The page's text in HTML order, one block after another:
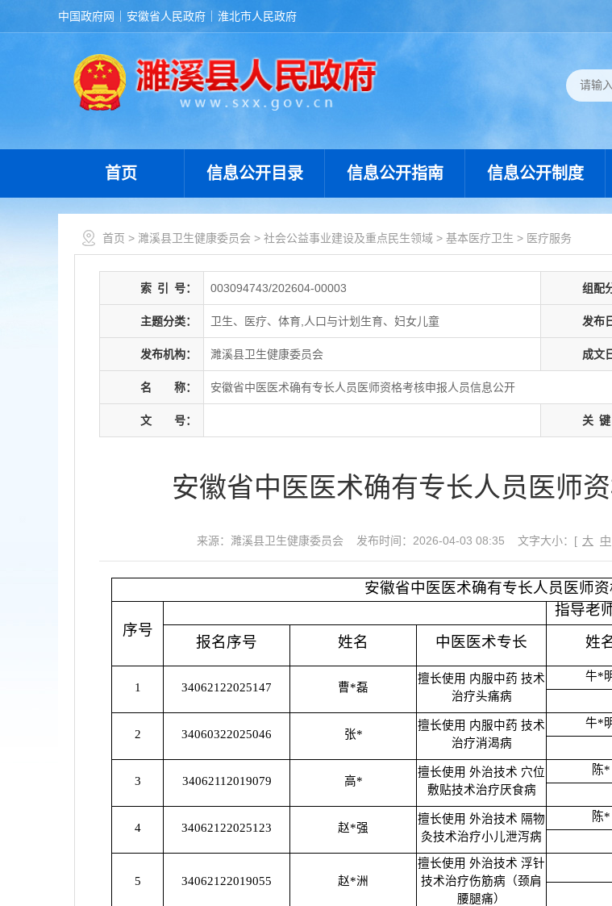
中国政府网 安徽省人民政府 淮北市人民政府
首页 信息公开目录 信息公开指南 信息公开制度
首页 > 濉溪县卫生健康委员会 > 社会公益事业建设及重点民生领域 > 基本医疗卫生 > 医疗服务
索 引 号： 003094743/202604-00003 组配
主题分类： 卫生、医疗、体育,人口与计划生育、妇女儿童 发布
发布机构： 濉溪县卫生健康委员会 成文
名 称： 安徽省中医医术确有专长人员医师资格考核申报人员信息公开
文 号： 关 键
安徽省中医医术确有专长人员医师
来源：濉溪县卫生健康委员会 发布时间：2026-04-03 08:35 文字大小：[ 大 中
安徽省中医医术确有专长人员医师
序号
指导老
报名序号 姓名 中医医术专长 姓
1 34062122025147 曹*磊
擅长使用 内服中药 技术
治疗头痛病
牛*
2 34060322025046 张*
擅长使用 内服中药 技术
治疗消渴病
牛*
3 34062112019079 高*
擅长使用 外治技术 穴位
敷贴技术治疗厌食病
陈*
4 34062122025123 赵*强
擅长使用 外治技术 隔物
灸技术治疗小儿泄泻病
陈*
5 34062122019055 赵*洲
擅长使用 外治技术 浮针
技术治疗伤筋病（颈肩
腰腿痛）